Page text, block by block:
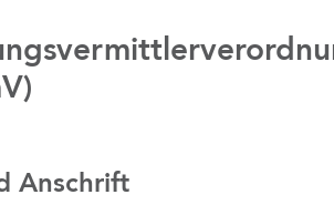
Anschrift